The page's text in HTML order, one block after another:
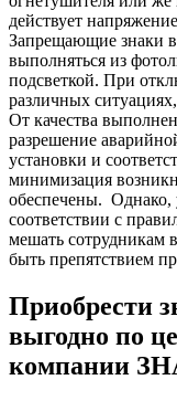
действует
Запрещающие знаки
выполняться из
подсветкой. При
различных
От качества
разрешение
установки и
минимизация
обеспечены. Однако,
соответствии с
мешать сотрудникам
быть препятствием
Приобрести
выгодно по
компании